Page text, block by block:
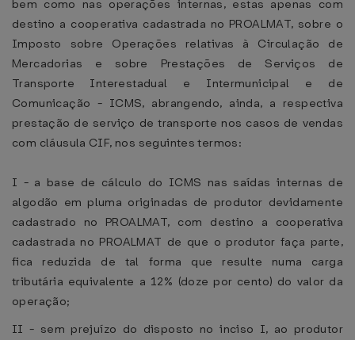
bem como nas operações internas, estas apenas com
destino a cooperativa cadastrada no PROALMAT, sobre o
Imposto sobre Operações relativas à Circulação de
Mercadorias e sobre Prestações de Serviços de
Transporte Interestadual e Intermunicipal e de
Comunicação - ICMS, abrangendo, ainda, a respectiva
prestação de serviço de transporte nos casos de vendas
com cláusula CIF, nos seguintes termos:
I - a base de cálculo do ICMS nas saídas internas de
algodão em pluma originadas de produtor devidamente
cadastrado no PROALMAT, com destino a cooperativa
cadastrada no PROALMAT de que o produtor faça parte,
fica reduzida de tal forma que resulte numa carga
tributária equivalente a 12% (doze por cento) do valor da
operação;
II - sem prejuízo do disposto no inciso I, ao produtor